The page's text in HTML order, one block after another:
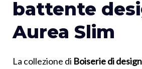
battente
Aurea Slim
La collezione di Boiserie di design